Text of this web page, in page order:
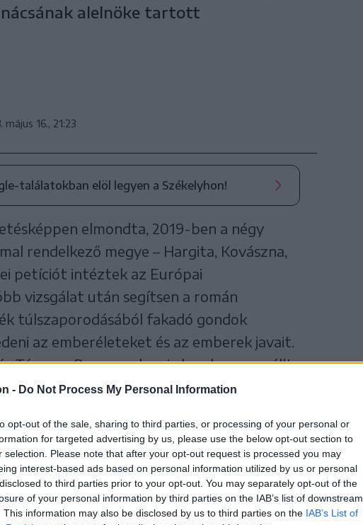
- Do Not Process My Personal Information
opt-out of the sale, sharing to third parties, or processing of your personal or
for targeted advertising by us, please use the below opt-out section to
selection. Please note that after your opt-out request is processed you may
interest-based ads based on personal information utilized by us or personal
to third parties prior to your opt-out. You may separately opt-out of the
of your personal information by third parties on the IAB’s list of downstream
This information may also be disclosed by us to third parties on the IAB’s List of
alelnöke tartott
május 16., 21:23
találatokban elöl legyen a Székelyhon!
elmondta, 2019-ben a négy
rendelkező megye – Hargita, Kovászna,
petíciót intéztek az Európai
vizsgálat után segítsen a román
túlszaporodásából fakadó gondok
az emberéleteket és az emberek javait.
Tánczos Barna szakmai alapokon nem állt
a megyei tanács elnöke,
hogy vissza kell állítani a felborult
kvóta fenntartása mellett – be kell vezetni
sok